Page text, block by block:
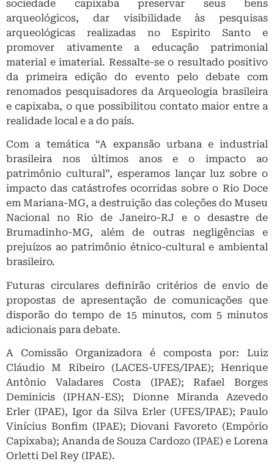
sociedade capixaba preservar seus bens
arqueológicos, dar visibilidade às pesquisas
arqueológicas realizadas no Espirito Santo e
promover ativamente a educação patrimonial
material e imaterial. Ressalte-se o resultado positivo
da primeira edição do evento pelo debate com
renomados pesquisadores da Arqueologia brasileira
e capixaba, o que possibilitou contato maior entre a
realidade local e a do país.
Com a temática “A expansão urbana e industrial
brasileira nos últimos anos e o impacto ao
patrimônio cultural”, esperamos lançar luz sobre o
impacto das catástrofes ocorridas sobre o Rio Doce
em Mariana-MG, a destruição das coleções do Museu
Nacional no Rio de Janeiro-RJ e o desastre de
Brumadinho-MG, além de outras negligências e
prejuízos ao patrimônio étnico-cultural e ambiental
brasileiro.
Futuras circulares definirão critérios de envio de
propostas de apresentação de comunicações que
disporão do tempo de 15 minutos, com 5 minutos
adicionais para debate.
A Comissão Organizadora é composta por: Luiz
Cláudio M Ribeiro (LACES-UFES/IPAE); Henrique
Antônio Valadares Costa (IPAE); Rafael Borges
Deminicis (IPHAN-ES); Dionne Miranda Azevedo
Erler (IPAE), Igor da Silva Erler (UFES/IPAE); Paulo
Vinícius Bonfim (IPAE); Diovani Favoreto (Empório
Capixaba); Ananda de Souza Cardozo (IPAE) e Lorena
Orletti Del Rey (IPAE).